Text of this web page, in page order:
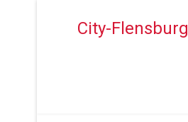
City-Flensburg